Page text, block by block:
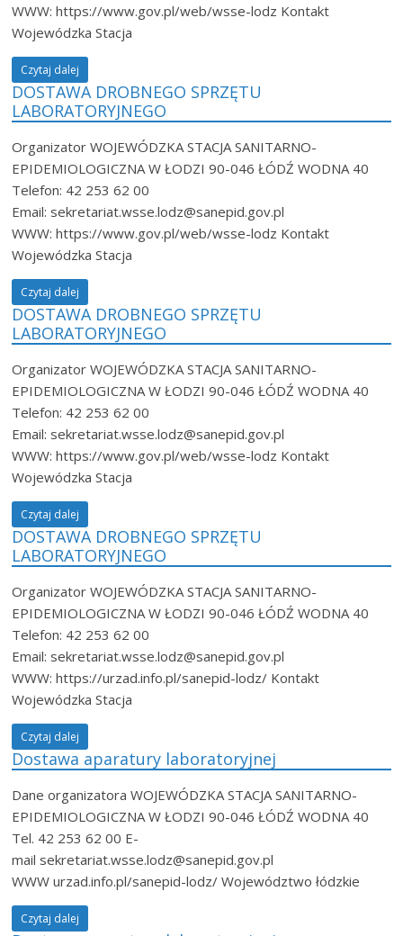
WWW: https://www.gov.pl/web/wsse-lodz Kontakt
Wojewódzka Stacja
Czytaj dalej
DOSTAWA DROBNEGO SPRZĘTU
LABORATORYJNEGO
Organizator WOJEWÓDZKA STACJA SANITARNO-
EPIDEMIOLOGICZNA W ŁODZI 90-046 ŁÓDŹ WODNA 40
Telefon: 42 253 62 00
Email: sekretariat.wsse.lodz@sanepid.gov.pl
WWW: https://www.gov.pl/web/wsse-lodz Kontakt
Wojewódzka Stacja
Czytaj dalej
DOSTAWA DROBNEGO SPRZĘTU
LABORATORYJNEGO
Organizator WOJEWÓDZKA STACJA SANITARNO-
EPIDEMIOLOGICZNA W ŁODZI 90-046 ŁÓDŹ WODNA 40
Telefon: 42 253 62 00
Email: sekretariat.wsse.lodz@sanepid.gov.pl
WWW: https://www.gov.pl/web/wsse-lodz Kontakt
Wojewódzka Stacja
Czytaj dalej
DOSTAWA DROBNEGO SPRZĘTU
LABORATORYJNEGO
Organizator WOJEWÓDZKA STACJA SANITARNO-
EPIDEMIOLOGICZNA W ŁODZI 90-046 ŁÓDŹ WODNA 40
Telefon: 42 253 62 00
Email: sekretariat.wsse.lodz@sanepid.gov.pl
WWW: https://urzad.info.pl/sanepid-lodz/ Kontakt
Wojewódzka Stacja
Czytaj dalej
Dostawa aparatury laboratoryjnej
Dane organizatora WOJEWÓDZKA STACJA SANITARNO-
EPIDEMIOLOGICZNA W ŁODZI 90-046 ŁÓDŹ WODNA 40
Tel. 42 253 62 00 E-
mail sekretariat.wsse.lodz@sanepid.gov.pl
WWW urzad.info.pl/sanepid-lodz/ Województwo łódzkie
Czytaj dalej